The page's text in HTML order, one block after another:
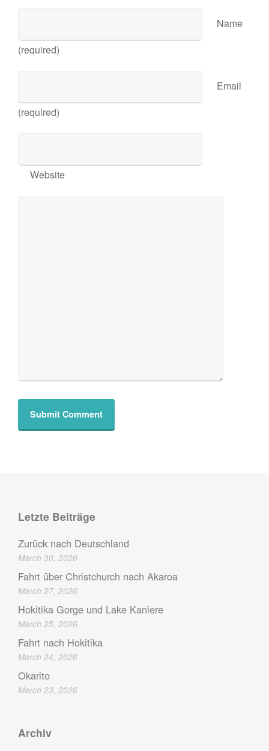
Name
(required)
Email
(required)
Website
Letzte Beiträge
Zurück nach Deutschland
March 30, 2026
Fahrt über Christchurch nach Akaroa
March 27, 2026
Hokitika Gorge und Lake Kaniere
March 25, 2026
Fahrt nach Hokitika
March 24, 2026
Okarito
March 23, 2026
Archiv